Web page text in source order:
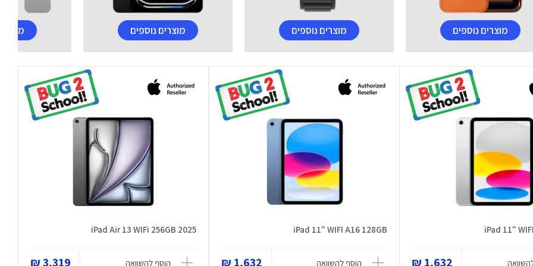
מוצרים נוספים מוצרים נוספים מוצרים נוספים
iPad 11"
1,632 ₪
iPad 11" WIFI A16 128GB
הוסף להשוואה 1,632 ₪
iPad Air 13 WIFi 256GB 2025
הוסף להשוואה 3,319 ₪